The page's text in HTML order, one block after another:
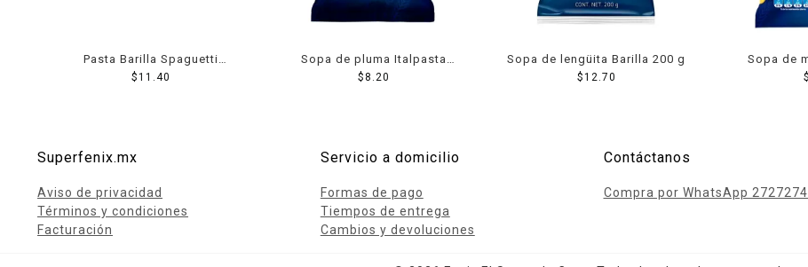
Pasta Barilla Spaguetti
Mediano 200 Grs
$11.40
Sopa de pluma Italpasta
grande 200 g
$ 8.20
Sopa de lengüita Barilla 200 g
$12.70
Sopa de
$
Superfenix.mx
Aviso de privacidad
Términos y condiciones
Facturación
Servicio a domicilio
Formas de pago
Tiempos de entrega
Cambios y devoluciones
Contáctanos
Compra por WhatsApp